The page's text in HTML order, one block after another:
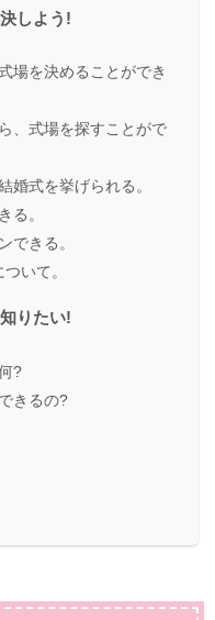
しよう!
場を決めることができ
、式場を探すことがで
婚式を挙げられる。
る。
できる。
いて。
りたい!
?
きるの?